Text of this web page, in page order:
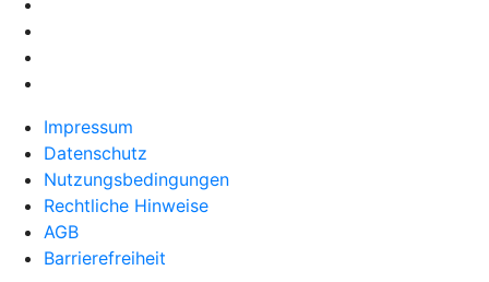
Impressum
Datenschutz
Nutzungsbedingungen
Rechtliche Hinweise
AGB
Barrierefreiheit